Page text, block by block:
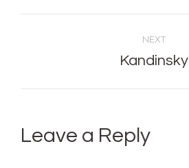
navigation
NEXT
Next
Kandinsky
Leave a Reply